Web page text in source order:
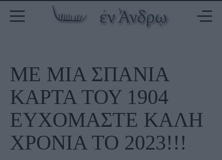
ΜΕ ΜΙΑ ΣΠΑΝΙΑ
ΚΑΡΤΑ ΤΟΥ 1904
ΕΥΧΟΜΑΣΤΕ ΚΑΛΗ
ΧΡΟΝΙΑ ΤΟ 2023!!!